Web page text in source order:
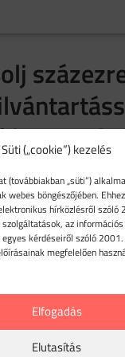
Süti („cookie”) kezelés
(továbbiakban „süti”)
böngészőjében.
hírközlésről szóló
az
kérdéseiről szóló
megfelelően
Elfogadás
Elutasítás
14
app
vagy